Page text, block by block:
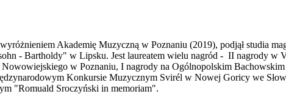
Akademię Muzyczną w Poznaniu (2019), podjął studia
- Bartholdy" w Lipsku. Jest laureatem wielu nagród - II nagrody w
w Poznaniu, I nagrody na Ogólnopolskim
Konkursie Muzycznym Svirél w Nowej Goricy we
"Romuald Sroczyński in memoriam".